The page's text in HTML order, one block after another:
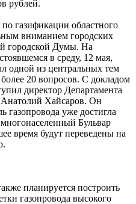
рублей.
газификации областного
вниманием городских
городской Думы. На
в среду, 12 мая,
одной из центральных тем
20 вопросов. С докладом
директор Департамента
Анатолий Хайсаров. Он
газопровода уже достигла
Бульвар
время будут переведены на
планируется построить
газопровода высокого